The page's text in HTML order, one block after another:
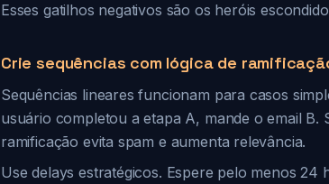
Esses gatilhos negativos são os heróis
Crie sequências com lógica de
Sequências lineares funcionam para casos
usuário completou a etapa A, mande o email B.
ramificação evita spam e aumenta relevância.
Use delays estratégicos. Espere pelo menos